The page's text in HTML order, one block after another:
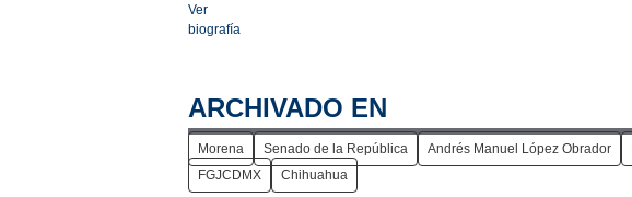
Ver
biografía
ARCHIVADO EN
Morena Senado de la República Andrés Manuel López Obrador
FGJCDMX
Chihuahua